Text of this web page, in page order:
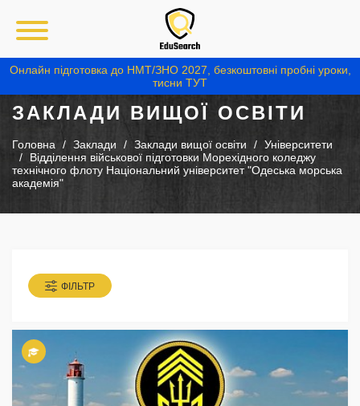
Онлайн підготовка до НМТ/ЗНО 2027, безкоштовні пробні уроки,
тисни ТУТ
ЗАКЛАДИ ВИЩОЇ ОСВІТИ
Головна Заклади Заклади вищої освіти
Університети
Відділення військової підготовки Морехідного коледжу
технічного флоту Національний університет "Одеська морська
академія"
ФІЛЬТР